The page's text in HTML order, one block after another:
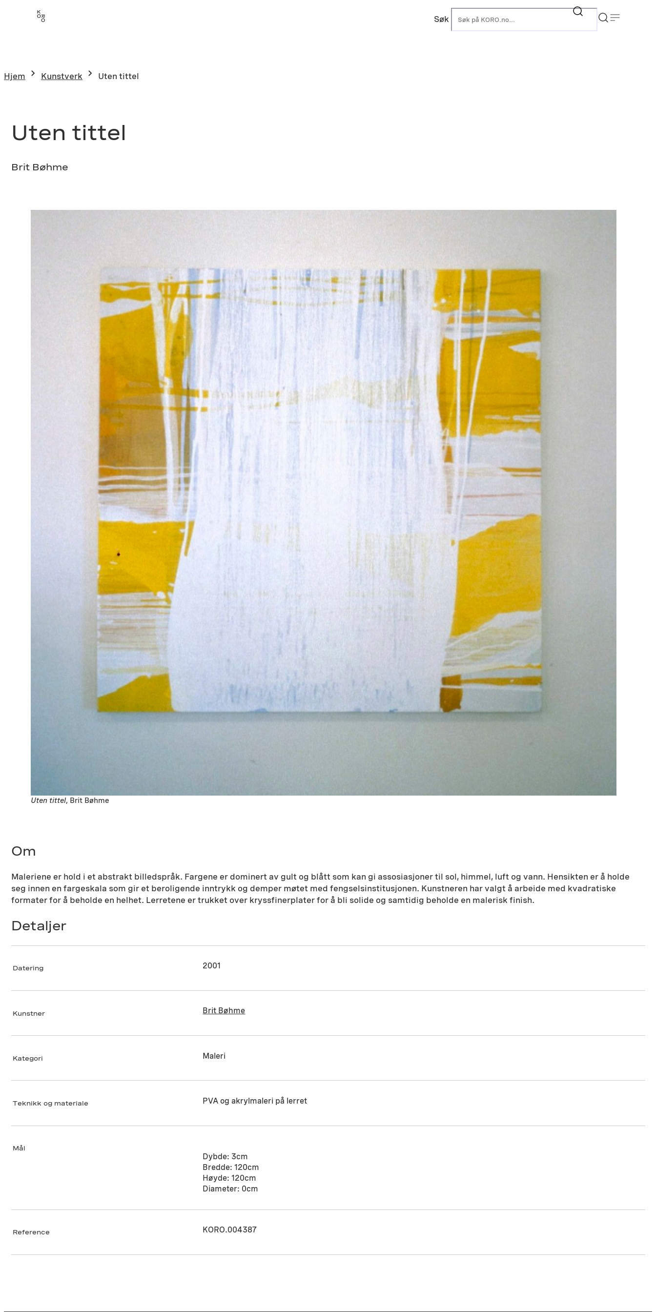
Søk
Hjem Kunstverk Uten tittel
Uten tittel
Brit Bøhme
Uten tittel, Brit Bøhme
Om
Maleriene er hold i et abstrakt billedspråk. Fargene er dominert av gult og blått som kan gi assosiasjoner til sol, himmel, luft og vann. Hensikten er å holde
seg innen en fargeskala som gir et beroligende inntrykk og demper møtet med fengselsinstitusjonen. Kunstneren har valgt å arbeide med kvadratiske
formater for å beholde en helhet. Lerretene er trukket over kryssfinerplater for å bli solide og samtidig beholde en malerisk finish.
Detaljer
Datering 2001
Kunstner Brit Bøhme
Kategori Maleri
Teknikk og materiale PVA og akrylmaleri på lerret
Mål
Dybde: 3cm
Bredde: 120cm
Høyde: 120cm
Diameter: 0cm
Reference KORO.004387